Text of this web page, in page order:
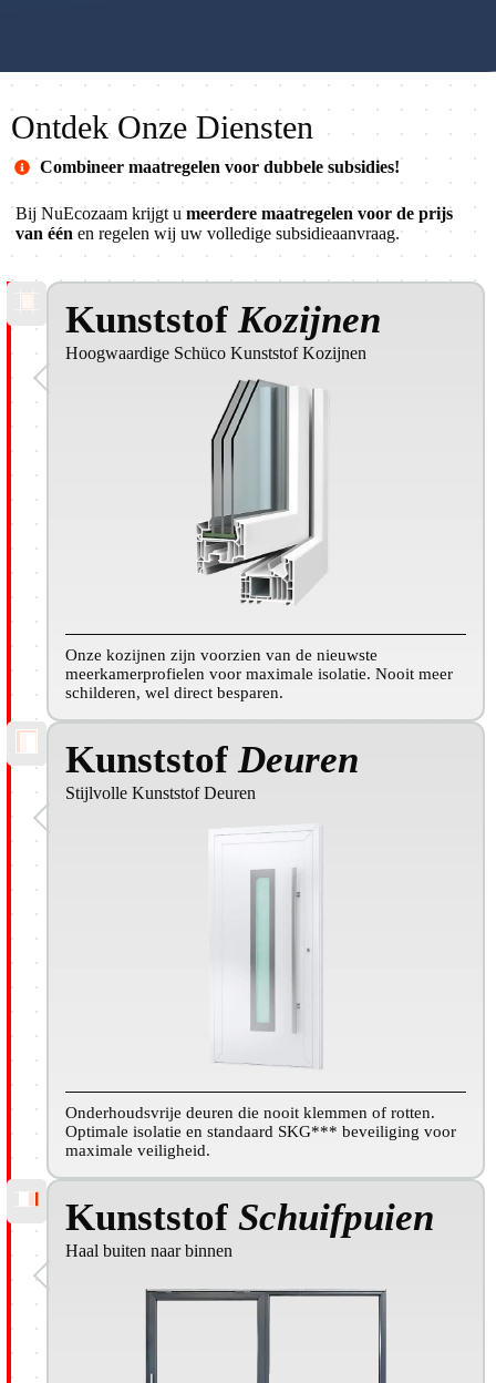
Ontdek Onze Diensten
Combineer maatregelen voor dubbele subsidies!
Bij NuEcozaam krijgt umeerdere maatregelen voor de prijs
van één en regelen wij uw volledige subsidieaanvraag.
KunststofKozijnen
Hoogwaardige Schüco Kunststof Kozijnen
Onze kozijnen zijn voorzien van de nieuwste
meerkamerprofielen voor maximale isolatie. Nooit meer
schilderen, wel direct besparen.
KunststofDeuren
Stijlvolle Kunststof Deuren
Onderhoudsvrije deuren die nooit klemmen of rotten.
Optimale isolatie en standaard SKG*** beveiliging voor
maximale veiligheid.
Kunststof Schuifpuien
Haal buiten naar binnen